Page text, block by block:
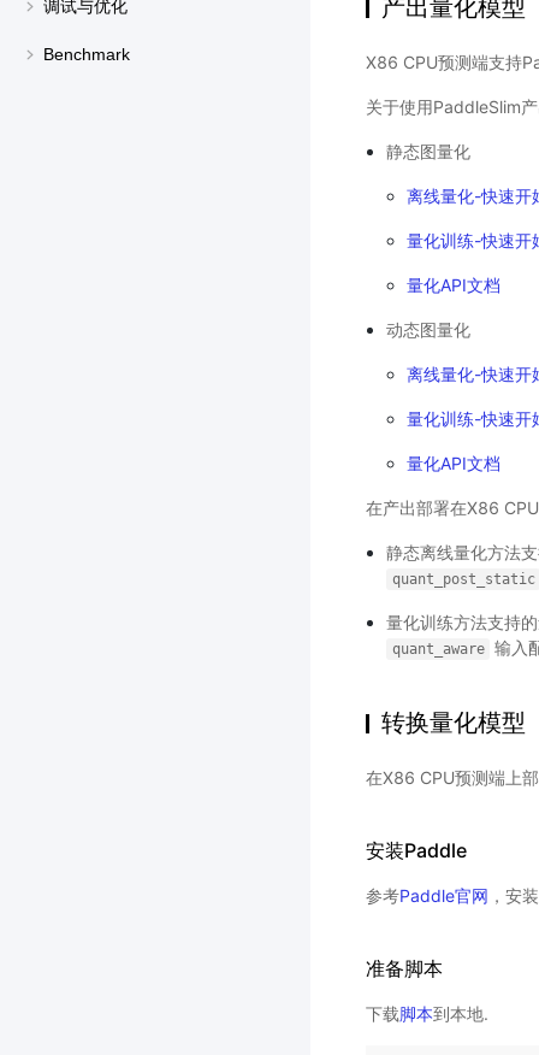
调试与优化
Benchmark
产出量化模型
X86 CPU预测端支持
关于使用PaddleSlim
静态图量化
离线量化-快速开
量化训练-快速开
量化API文档
动态图量化
离线量化-快速开
量化训练-快速开
量化API文档
在产出部署在X86
静态离线量化方法
quant_post_static
量化训练方法支持
quant_aware 输入
转换量化模型
在X86 CPU预测端上
安装Paddle
参考Paddle官网 ，安
准备脚本
下载脚本到本地.